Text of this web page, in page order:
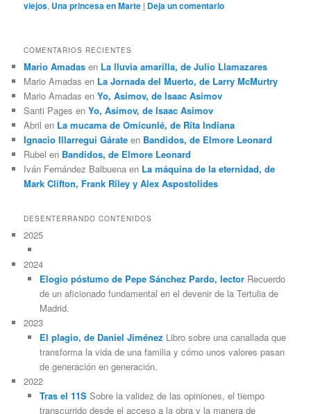
viejos, Una princesa en Marte | Deja un comentario
COMENTARIOS RECIENTES
Mario Amadas en La lluvia amarilla, de Julio Llamazares
Mario Amadas en La Jornada del Muerto, de Larry McMurtry
Mario Amadas enYo, Asimov, de Isaac Asimov
Santi Pages enYo, Asimov, de Isaac Asimov
Abril en La mucama de Omicunlé, de Rita Indiana
Ignacio Illarregui Gárate en Bandidos, de Elmore Leonard
Rubel en Bandidos, de Elmore Leonard
Iván Fernández Balbuena en La máquina de la eternidad, de
Mark Clifton, Frank Riley y Alex Aspostolides
DESENTERRANDO CONTENIDOS
2025
2024
Elogio póstumo de Pepe Sánchez Pardo, lectorRecuerdo
de un aficionado fundamental en el devenir de la Tertulia de
Madrid.
2023
El plagio, de Daniel Jiménez Libro sobre una canallada que
transforma la vida de una familia y cómo unos valores pasan
de generación en generación.
2022
Tras el 11SSobre la validez de las opiniones, el tiempo
transcurrido desde el acceso a la obra y la manera de